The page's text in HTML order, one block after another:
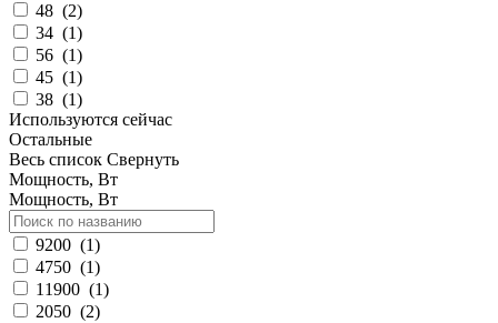
48 (2)
34 (1)
56 (1)
45 (1)
38 (1)
Используются сейчас
Остальные
Весь список Свернуть
Мощность, Вт
Мощность, Вт
9200 (1)
4750 (1)
11900 (1)
2050 (2)